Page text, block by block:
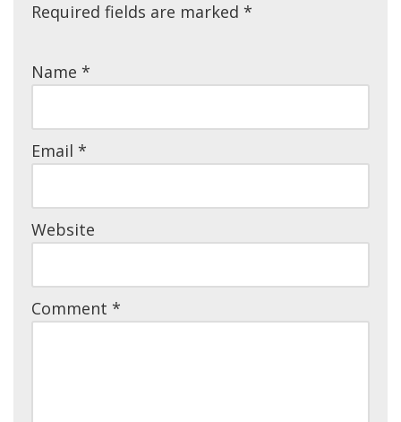
Required fields are marked *
Name *
Email *
Website
Comment *